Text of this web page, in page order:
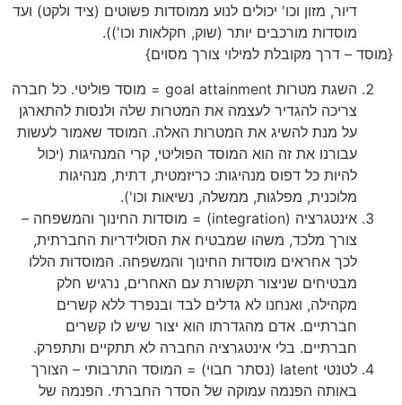
דיור, מזון וכו' יכולים לנוע ממוסדות פשוטים (ציד ולקט) ועד
מוסדות מורכבים יותר (שוק, חקלאות וכו')).
{מוסד – דרך מקובלת למילוי צורך מסוים}
השגת מטרות goal attainment = מוסד פוליטי. כל חברה
צריכה להגדיר לעצמה את המטרות שלה ולנסות להתארגן
על מנת להשיג את המטרות האלה. המוסד שאמור לעשות
עבורנו את זה הוא המוסד הפוליטי, קרי המנהיגות (יכול
להיות כל דפוס מנהיגות: כריזמטית, דתית, מנהיגות
מלוכנית, מפלגות, ממשלה, נשיאות וכו').
אינטגרציה (integration) = מוסדות החינוך והמשפחה –
צורך מלכד, משהו שמבטיח את הסולידריות החברתית,
לכך אחראים מוסדות החינוך והמשפחה. המוסדות הללו
מבטיחים שניצור תקשורת עם האחרים, נרגיש חלק
מקהילה, ואנחנו לא גדלים לבד ובנפרד ללא קשרים
חברתיים. אדם מהגדרתו הוא יצור שיש לו קשרים
חברתיים. בלי אינטגרציה החברה לא תתקיים ותתפרק.
לטנטי latent (נסתר חבוי) = המוסד התרבותי – הצורך
באותה הפנמה עמוקה של הסדר החברתי. הפנמה של